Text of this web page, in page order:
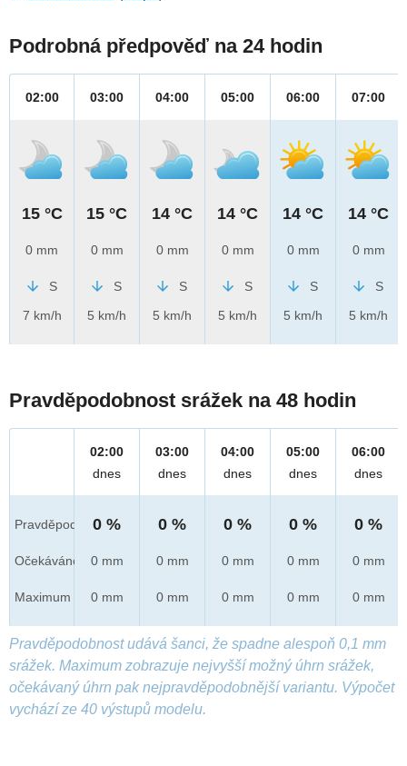
Podrobná předpověď na 24 hodin
02:00
15 °C
0 mm
S
7 km/h
03:00
15 °C
0 mm
S
5 km/h
04:00
14 °C
0 mm
S
5 km/h
05:00
14 °C
0 mm
S
5 km/h
06:00
14 °C
0 mm
S
5 km/h
07:00
14 °C
0 mm
S
5 km/h
Pravděpodobnost srážek na 48 hodin
Pravděpod.
Očekáváno
Maximum
02:00
dnes
0 %
0 mm
0 mm
03:00
dnes
0 %
0 mm
0 mm
04:00
dnes
0 %
0 mm
0 mm
05:00
dnes
0 %
0 mm
0 mm
06:00
dnes
0 %
0 mm
0 mm
Pravděpodobnost udává šanci, že spadne alespoň 0,1 mm
srážek. Maximum zobrazuje nejvyšší možný úhrn srážek,
očekávaný úhrn pak nejpravděpodobnější variantu. Výpočet
vychází ze 40 výstupů modelu.